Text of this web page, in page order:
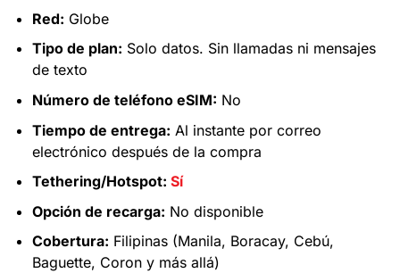
Red: Globe
Tipo de plan: Solo datos. Sin llamadas ni mensajes
de texto
Número de teléfono eSIM: No
Tiempo de entrega: Al instante por correo
electrónico después de la compra
Tethering/Hotspot: Sí
Opción de recarga: No disponible
Cobertura: Filipinas (Manila, Boracay, Cebú,
Baguette, Coron y más allá)